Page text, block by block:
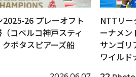
26 プレーオフト
コベルコ神戸スティ
ボタスピアーズ船
NTTリー
ーナメン
サンゴリ
ワイルド